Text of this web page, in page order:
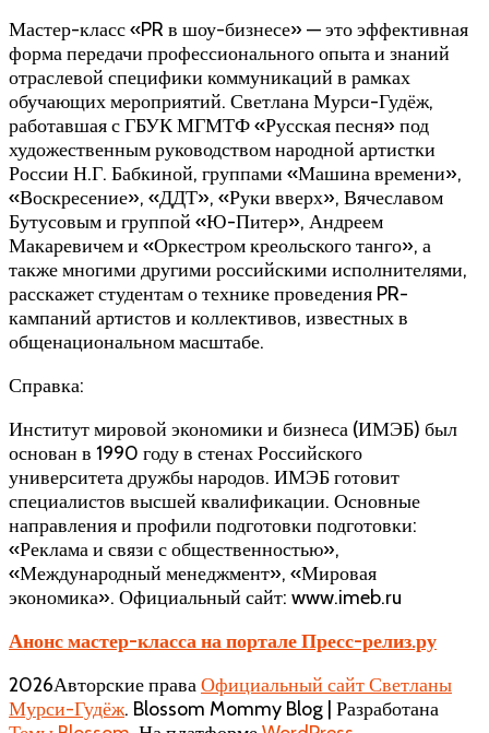
Мастер-класс «PR в шоу-бизнесе» — это эффективная
форма передачи профессионального опыта и знаний
отраслевой специфики коммуникаций в рамках
обучающих мероприятий. Светлана Мурси-Гудёж,
работавшая с ГБУК МГМТФ «Русская песня» под
художественным руководством народной артистки
России Н.Г. Бабкиной, группами «Машина времени»,
«Воскресение», «ДДТ», «Руки вверх», Вячеславом
Бутусовым и группой «Ю-Питер», Андреем
Макаревичем и «Оркестром креольского танго», а
также многими другими российскими исполнителями,
расскажет студентам о технике проведения PR-
кампаний артистов и коллективов, известных в
общенациональном масштабе.
Справка:
Институт мировой экономики и бизнеса (ИМЭБ) был
основан в 1990 году в стенах Российского
университета дружбы народов. ИМЭБ готовит
специалистов высшей квалификации. Основные
направления и профили подготовки подготовки:
«Реклама и связи с общественностью»,
«Международный менеджмент», «Мировая
экономика». Официальный сайт: www.imeb.ru
Анонс мастер-класса на портале Пресс-релиз.ру
2026Авторские праваОфициальный сайт Светланы
Мурси-Гудёж. Blossom Mommy Blog | Разработана